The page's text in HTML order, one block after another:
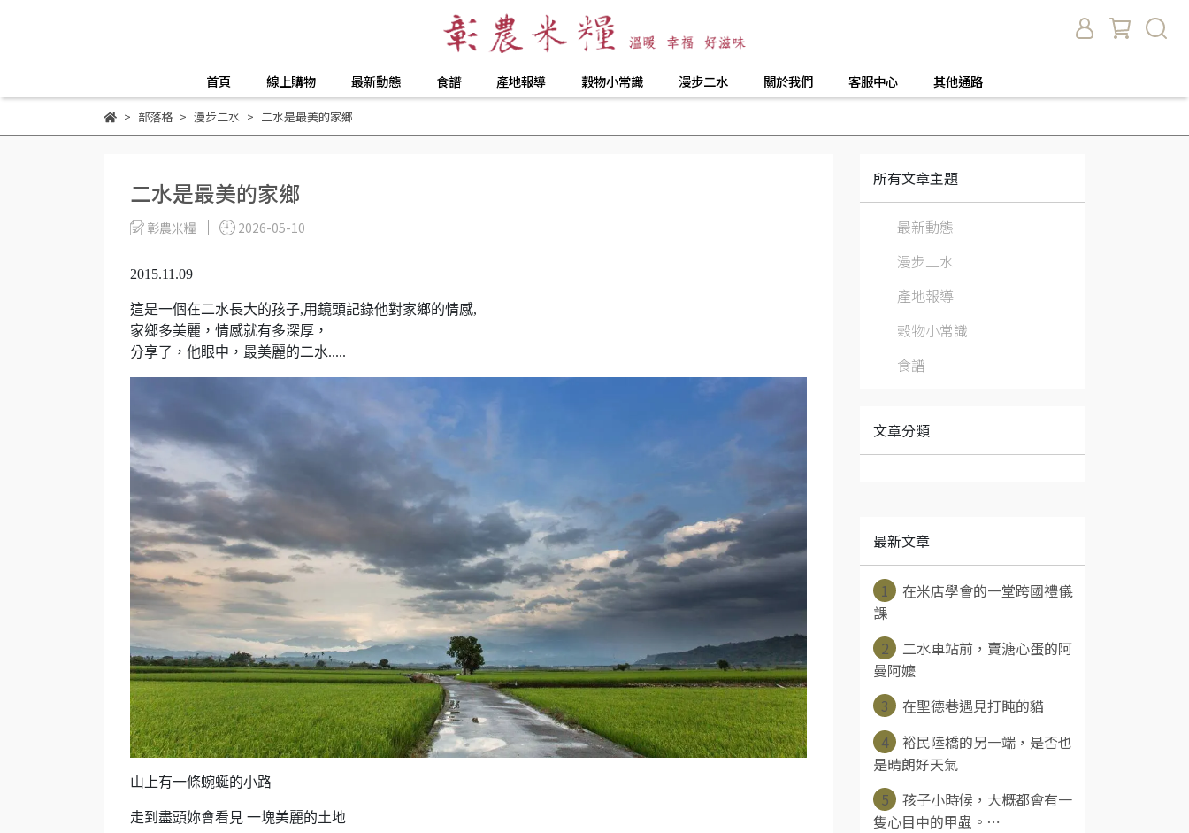
首頁 線上購物 最新動態 食譜 產地報導 穀物小常識 漫步二水 關於我們 客服中心 其他通路
部落格 漫步二水 二水是最美的家鄉
二水是最美的家鄉
彰農米糧 2026-05-10
2015.11.09
這是一個在二水長大的孩子,用鏡頭記錄他對家鄉的情感,
家鄉多美麗，情感就有多深厚，
分享了，他眼中，最美麗的二水.....
山上有一條蜿蜒的小路
走到盡頭妳會看見 一塊美麗的土地
所有文章主題
最新動態
漫步二水
產地報導
穀物小常識
食譜
文章分類
最新文章
1
在米店學會的一堂跨國禮儀
課
2
二水車站前，賣溏心蛋的阿
曼阿嬤
3
在聖德巷遇見打盹的貓
4
裕民陸橋的另一端，是否也
是晴朗好天氣
5
孩子小時候，大概都會有一
隻心目中的甲蟲。⋯